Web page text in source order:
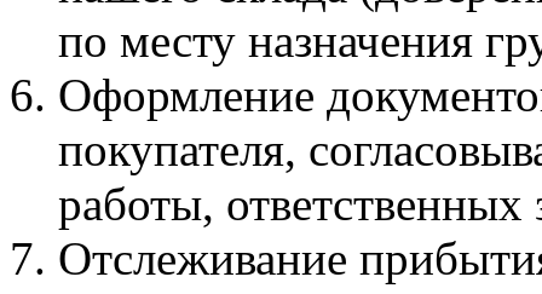
по месту назначения
Оформление
покупателя,
работы, ответственных
Отслеживание